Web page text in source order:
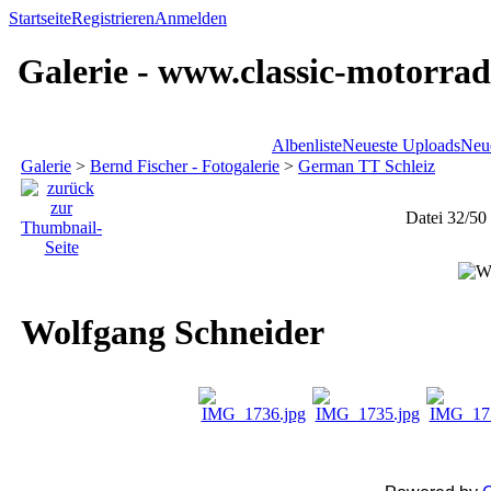
StartseiteRegistrierenAnmelden
Galerie - www.classic-
AlbenlisteNeueste Uploads
Galerie > Bernd Fischer - Fotogalerie > German TT Schleiz
Datei 32/50
Wolfgang Schneider